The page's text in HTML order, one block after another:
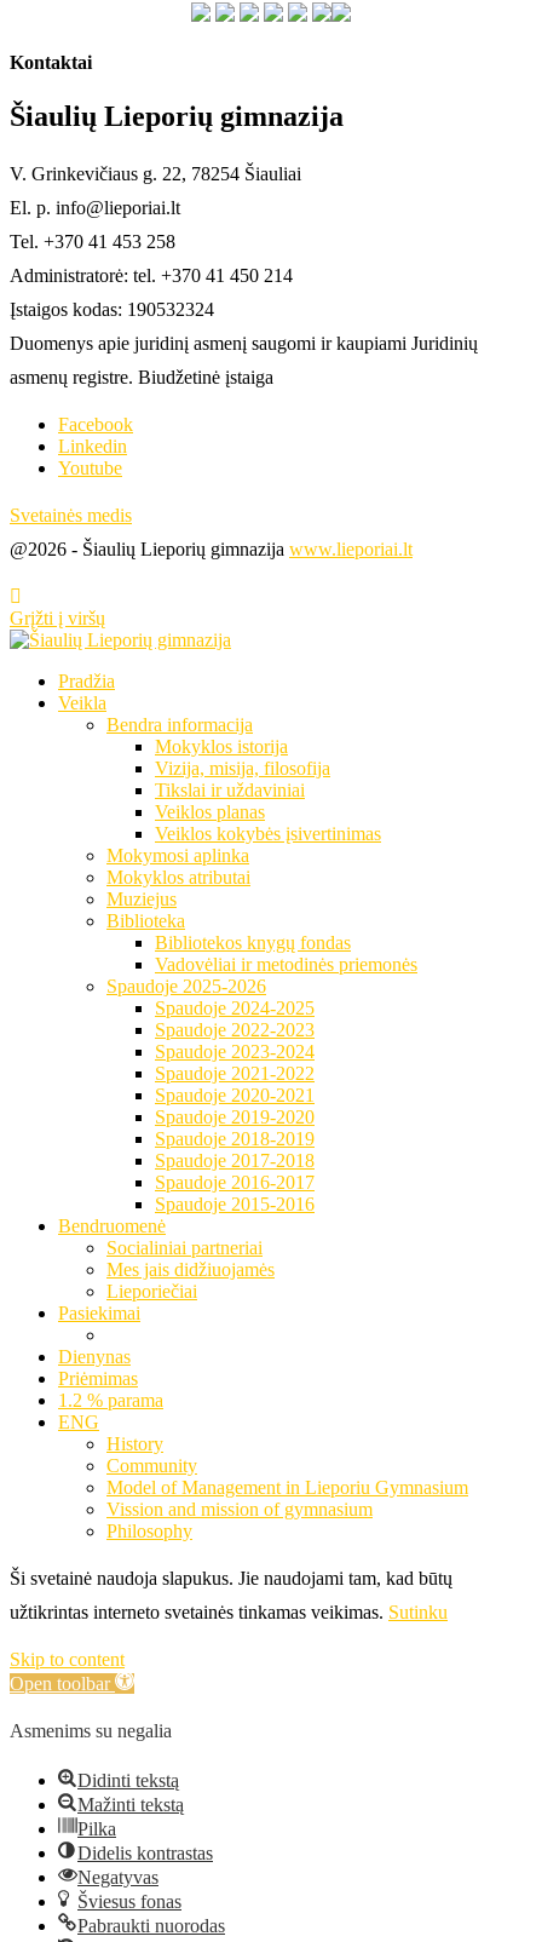
Kontaktai
Šiaulių Lieporių gimnazija
V. Grinkevičiaus g. 22, 78254 Šiauliai
El. p. info@lieporiai.lt
Tel. +370 41 453 258
Administratorė: tel. +370 41 450 214
Įstaigos kodas: 190532324
Duomenys apie juridinį asmenį saugomi ir kaupiami Juridinių
asmenų registre. Biudžetinė įstaiga
Facebook
Linkedin
Youtube
Svetainės medis
@2026 - Šiaulių Lieporių gimnazija www.lieporiai.lt
Grįžti į viršų
Pradžia
Veikla
Bendra informacija
Mokyklos istorija
Vizija, misija, filosofija
Tikslai ir uždaviniai
Veiklos planas
Veiklos kokybės įsivertinimas
Mokymosi aplinka
Mokyklos atributai
Muziejus
Biblioteka
Bibliotekos knygų fondas
Vadovėliai ir metodinės priemonės
Spaudoje 2025-2026
Spaudoje 2024-2025
Spaudoje 2022-2023
Spaudoje 2023-2024
Spaudoje 2021-2022
Spaudoje 2020-2021
Spaudoje 2019-2020
Spaudoje 2018-2019
Spaudoje 2017-2018
Spaudoje 2016-2017
Spaudoje 2015-2016
Bendruomenė
Socialiniai partneriai
Mes jais didžiuojamės
Lieporiečiai
Pasiekimai
Dienynas
Priėmimas
1.2 % parama
ENG
History
Community
Model of Management in Lieporiu Gymnasium
Vission and mission of gymnasium
Philosophy
Ši svetainė naudoja slapukus. Jie naudojami tam, kad būtų
užtikrintas interneto svetainės tinkamas veikimas. Sutinku
Skip to content
Open toolbar
Asmenims su negalia
Didinti tekstą
Mažinti tekstą
Pilka
Didelis kontrastas
Negatyvas
Šviesus fonas
Pabraukti nuorodas